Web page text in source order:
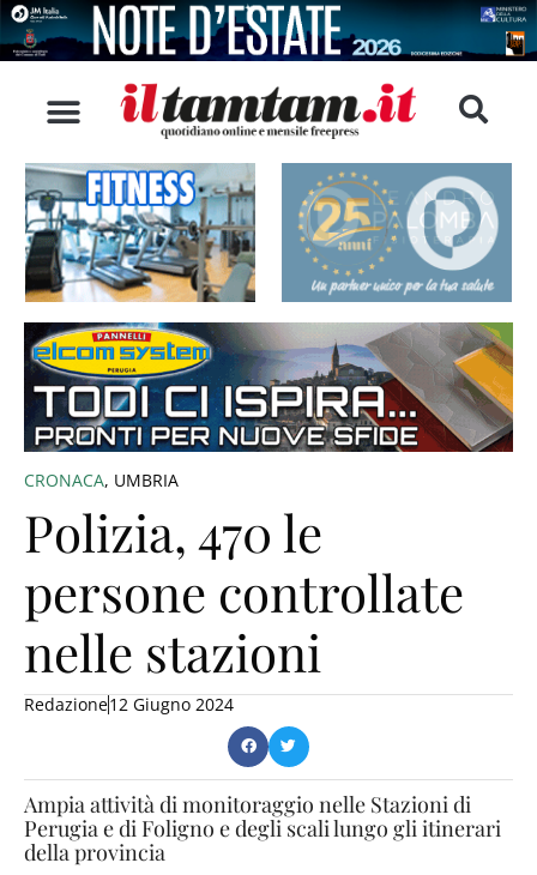
CRONACA, UMBRIA
Polizia, 470 le
persone controllate
nelle stazioni
Redazione12 Giugno 2024
Ampia attività di monitoraggio nelle Stazioni di
Perugia e di Foligno e degli scali lungo gli itinerari
della provincia